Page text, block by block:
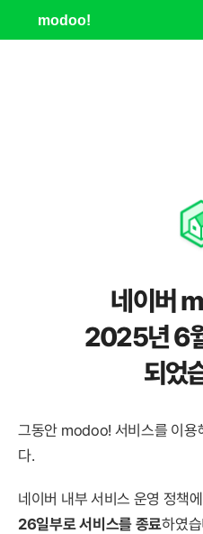
modoo!
네이버
2025년 6
되었
그동안 modoo! 서비스를 이용
다.
네이버 내부 서비스 운영 정책
26일부로 서비스를 종료하였